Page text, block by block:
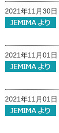
2021年11月30日
2021年11月01日
2021年11月01日